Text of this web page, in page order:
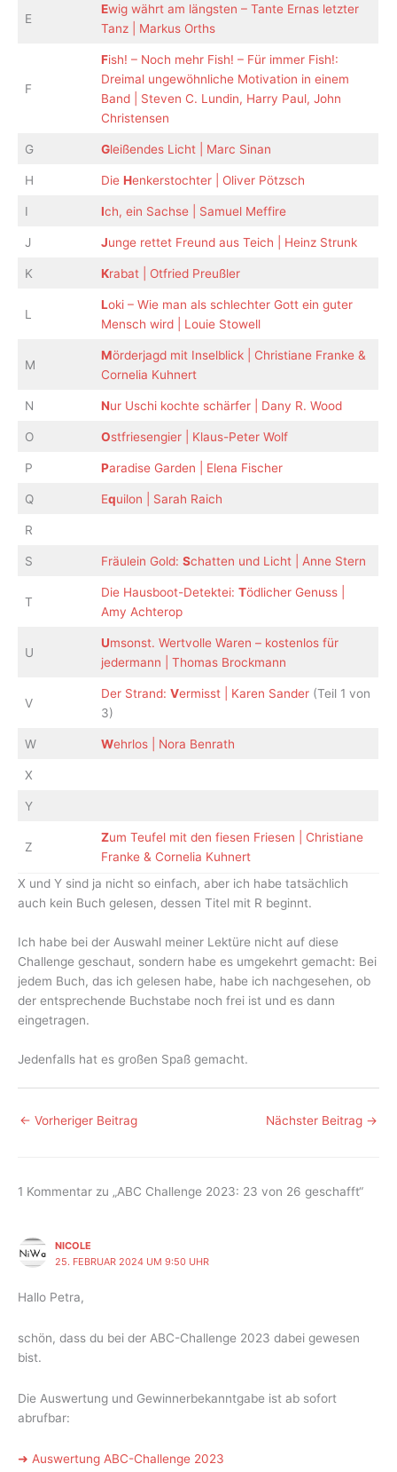
E
Ewig währt am längsten – Tante Ernas letzter
Tanz | Markus Orths
F
Fish! – Noch mehr Fish! – Für immer Fish!:
Dreimal ungewöhnliche Motivation in einem
Band | Steven C. Lundin, Harry Paul, John
Christensen
G Gleißendes Licht | Marc Sinan
H Die Henkerstochter | Oliver Pötzsch
I Ich, ein Sachse | Samuel Meffire
J Junge rettet Freund aus Teich | Heinz Strunk
K Krabat | Otfried Preußler
L
Loki – Wie man als schlechter Gott ein guter
Mensch wird | Louie Stowell
M
Mörderjagd mit Inselblick | Christiane Franke &
Cornelia Kuhnert
N Nur Uschi kochte schärfer | Dany R. Wood
O Ostfriesengier | Klaus-Peter Wolf
P Paradise Garden | Elena Fischer
Q Equilon | Sarah Raich
R
S Fräulein Gold: Schatten und Licht | Anne Stern
T
Die Hausboot-Detektei: Tödlicher Genuss |
Amy Achterop
U
Umsonst. Wertvolle Waren – kostenlos für
jedermann | Thomas Brockmann
V
Der Strand: Vermisst | Karen Sander(Teil 1 von
3)
W Wehrlos | Nora Benrath
X
Y
Z
Zum Teufel mit den fiesen Friesen | Christiane
Franke & Cornelia Kuhnert
X und Y sind ja nicht so einfach, aber ich habe tatsächlich
auch kein Buch gelesen, dessen Titel mit R beginnt.
Ich habe bei der Auswahl meiner Lektüre nicht auf diese
Challenge geschaut, sondern habe es umgekehrt gemacht: Bei
jedem Buch, das ich gelesen habe, habe ich nachgesehen, ob
der entsprechende Buchstabe noch frei ist und es dann
eingetragen.
Jedenfalls hat es großen Spaß gemacht.
← Vorheriger Beitrag Nächster Beitrag →
1 Kommentar zu „ABC Challenge 2023: 23 von 26 geschafft“
NICOLE
25. FEBRUAR 2024 UM 9:50 UHR
Hallo Petra,
schön, dass du bei der ABC-Challenge 2023 dabei gewesen
bist.
Die Auswertung und Gewinnerbekanntgabe ist ab sofort
abrufbar:
➜ Auswertung ABC-Challenge 2023